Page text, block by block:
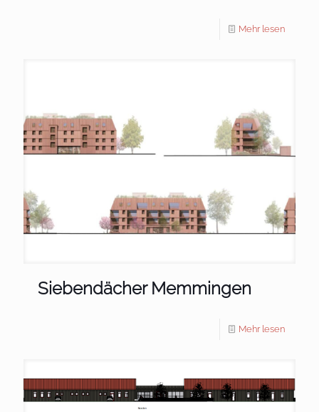
Mehr lesen
Siebendächer Memmingen
Mehr lesen